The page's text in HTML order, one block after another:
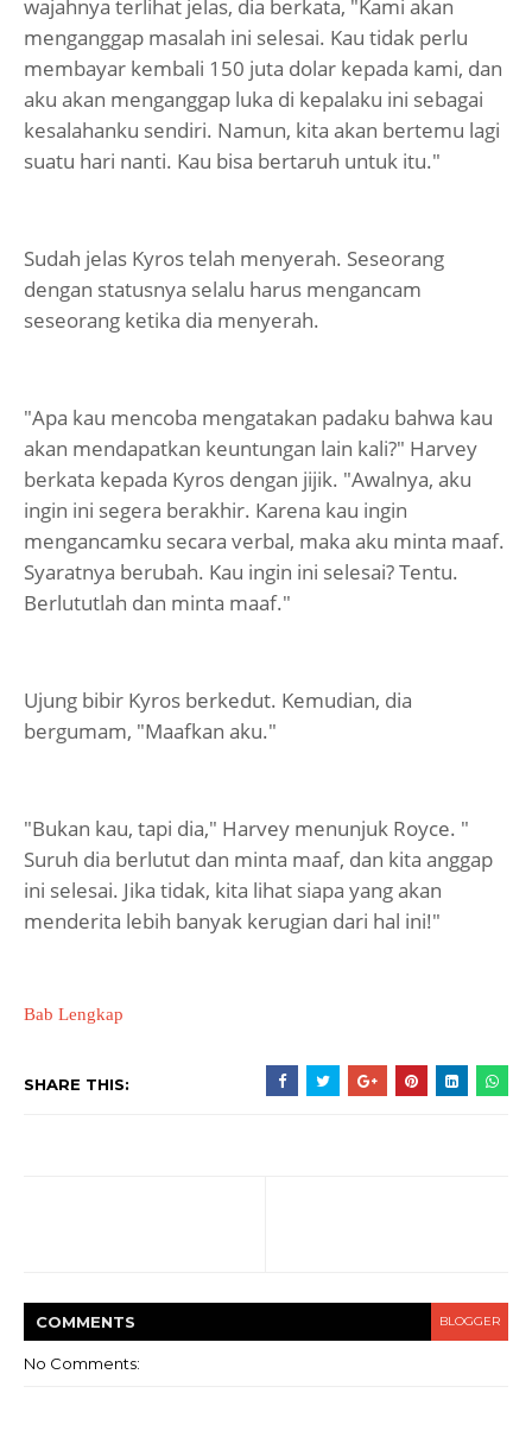
wajahnya terlihat jelas, dia berkata, "Kami akan
menganggap masalah ini selesai. Kau tidak perlu
membayar kembali 150 juta dolar kepada kami, dan
aku akan menganggap luka di kepalaku ini sebagai
kesalahanku sendiri. Namun, kita akan bertemu lagi
suatu hari nanti. Kau bisa bertaruh untuk itu."
Sudah jelas Kyros telah menyerah. Seseorang
dengan statusnya selalu harus mengancam
seseorang ketika dia menyerah.
"Apa kau mencoba mengatakan padaku bahwa kau
akan mendapatkan keuntungan lain kali?" Harvey
berkata kepada Kyros dengan jijik. "Awalnya, aku
ingin ini segera berakhir. Karena kau ingin
mengancamku secara verbal, maka aku minta maaf.
Syaratnya berubah. Kau ingin ini selesai? Tentu.
Berlututlah dan minta maaf."
Ujung bibir Kyros berkedut. Kemudian, dia
bergumam, "Maafkan aku."
"Bukan kau, tapi dia," Harvey menunjuk Royce. "
Suruh dia berlutut dan minta maaf, dan kita anggap
ini selesai. Jika tidak, kita lihat siapa yang akan
menderita lebih banyak kerugian dari hal ini!"
Bab Lengkap
SHARE THIS:
COMMENTS BLOGGER
No Comments: